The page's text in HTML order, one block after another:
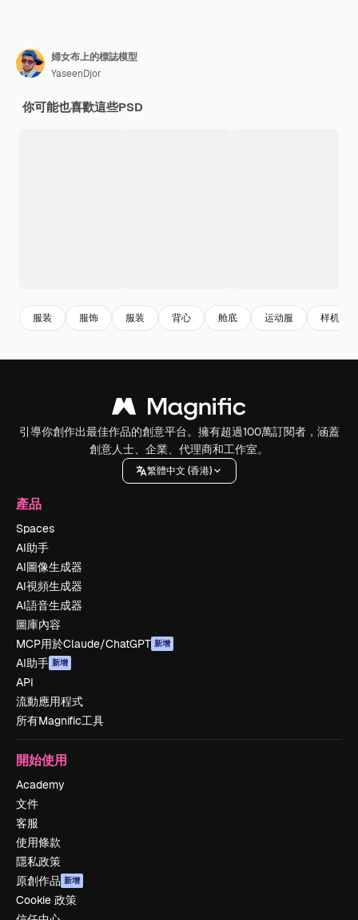
婦女布上的標誌模型
YaseenDjor
你可能也喜歡這些PSD
服装 服饰 服装 背心 舱底 运动服 样机
引導你創作出最佳作品的創意平台。擁有超過100萬訂閱者，涵蓋
創意人士、企業、代理商和工作室。
繁體中文 (香港)
產品
Spaces
AI助手
AI圖像生成器
AI視頻生成器
AI語音生成器
圖庫內容
MCP用於Claude/ChatGPT 新增
AI助手 新增
API
流動應用程式
所有Magnific工具
開始使用
Academy
文件
客服
使用條款
隱私政策
原創作品 新增
Cookie 政策